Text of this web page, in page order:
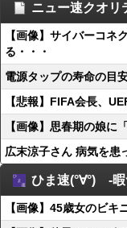
ニュー速クオリ
【画像】サイバーコネ
る・・・
電源タップの寿命の目
【悲報】FIFA会長、
【画像】思春期の娘に
広末涼子さん 病気を患
ひま速(°∀°) -暇
【画像】45歳女のビ